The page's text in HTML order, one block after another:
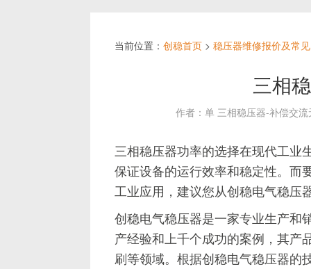
当前位置： 创稳首页 > 稳压器维修报价及常
三相
作者：单 三相稳压器-补偿交
三相稳压器功率的选择在现代工业
保证设备的运行效率和稳定性。而
工业应用，建议您从创稳电气稳压
创稳电气稳压器是一家专业生产和
产经验和上千个成功的案例，其产
刷等领域。根据创稳电气稳压器的